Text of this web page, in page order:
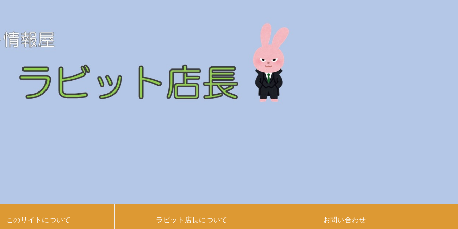
このサイトについて ラビット店長について お問い合わせ